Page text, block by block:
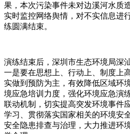
果，本次污染事件未对边溪河水质
实时监控网络舆情，对不实信息进
练圆满结束。
演练结束后，深圳市生态环境局深
一是要在思想上、行动上、制度上
实做到预防为主，有效降低区域环
境应急培训力度，强化环境应急演
联动机制，切实提高突发环境事件
学习、贯彻落实国家相关的环境安
安全隐患排查与治理，大力推进环